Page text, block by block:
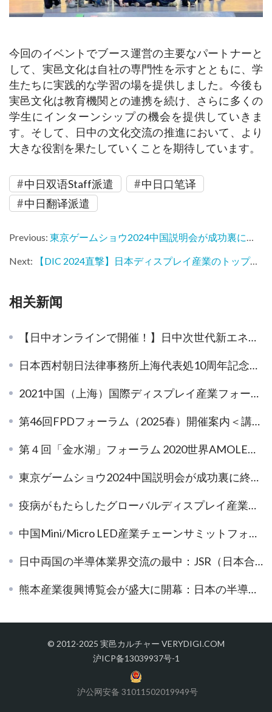
今回のイベントでブース運営の主要なパートナーと
して、実邑文化は自社の専門性を示すとともに、学
生たちに実践的な学習の場を提供しました。今後も
実邑文化は教育機関との連携を続け、さらに多くの
学生にインターンシップの機会を提供していきま
す。そして、日中の文化交流の推進において、より
大きな役割を果たしていくことを期待しています。​
中日双语Staff派遣
中日口笔译
中日翻译派遣
Previous: 東京ゲームショウ2024中国説明会が成功裏に終了、9月に千葉でお会いしましょう！
Next: 【DIC 2024直撃】日本ディスプレイ産業のトップ企業が集結、最先端技術でグローバル市場を牽引
相关新闻
【日中オンラインで開催！】日中次世代新エネ車 BIZ FORUM
日本西村朝日法律事務所上海代表処10周年記念レセプション、盛大に開催
2021中国（上海）国際ディスプレイ産業フォーラムご案内
第46回FPDフォーラム（2025春）開催案内＜講演と交流＞
第４回「金水湖」フォーラム 2020世界AMOLEDエコロジカルチェーンサミット
東京ゲームショウ2024中国説明会が成功裏に終了、9月に千葉でお会いしましょう！
疫病がもたらしたグローバルディスプレイ産業への圧力、固安県が照らす産業の進むべき方向性
中国Mini/Micro LED産業チェーンサミットフォーラム国際中継 ご案内
日中両国の半導体業界交流の最中：JSR（日本合成ゴム株式会社）とESPEC（エスペック）を視察
熊本産業復興博覧会が盛大に開幕：日本の半導体産業の新たな未来を探る！
© 2012-2025 実邑カルチャー VERYDIGI.COM
沪ICP备13039937号-1
沪公网安备 31011502019949号